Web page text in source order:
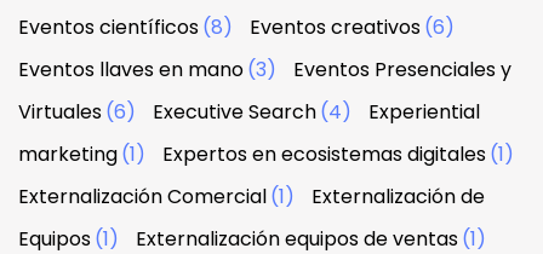
Eventos científicos(8) Eventos creativos(6)
Eventos llaves en mano(3)
Eventos Presenciales y
Virtuales(6) Executive Search(4)
Experiential
marketing(1) Expertos en ecosistemas digitales(1)
Externalización Comercial(1)
Externalización de
Equipos(1) Externalización equipos de ventas(1)